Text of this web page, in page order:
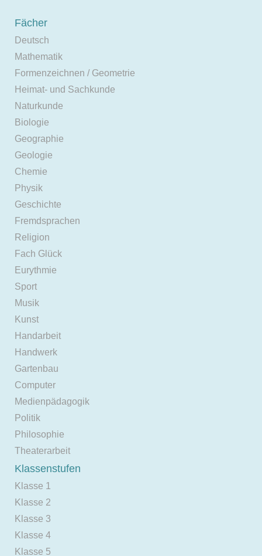
Fächer
Deutsch
Mathematik
Formenzeichnen / Geometrie
Heimat- und Sachkunde
Naturkunde
Biologie
Geographie
Geologie
Chemie
Physik
Geschichte
Fremdsprachen
Religion
Fach Glück
Eurythmie
Sport
Musik
Kunst
Handarbeit
Handwerk
Gartenbau
Computer
Medienpädagogik
Politik
Philosophie
Theaterarbeit
Klassenstufen
Klasse 1
Klasse 2
Klasse 3
Klasse 4
Klasse 5